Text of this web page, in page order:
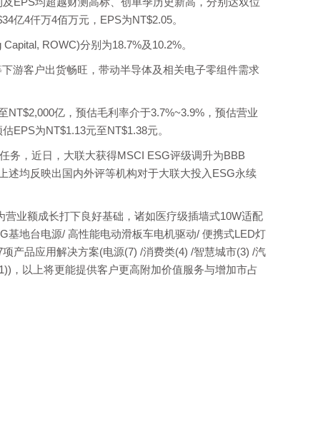
亿4仟万4佰万元，EPS为NT$2.05。
ROWC)分别为18.7%及10.2%。
游客户出货畅旺，带动半导体及相关电子零组件需求
NT$2,000亿，预估毛利率介于3.7%~3.9%，预估营业
EPS为NT$1.13元至NT$1.38元。
务，近日，大联大获得MSCI ESG评级调升为BBB
述均反映出国内外评等机构对于大联大投入ESG永续
业额成长打下良好基础，诸如医疗级插墙式10W适配
基地台电源/ 高性能电动滑板车电机驱动/ 便携式LED灯
产品应用解决方案(电源(7) /消费类(4) /智慧城市(3) /汽
，以上将更能提供客户更高附加价值服务与增加市占